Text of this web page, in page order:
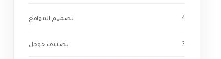
تصميم المواقع 4
تصنيف جوجل 3